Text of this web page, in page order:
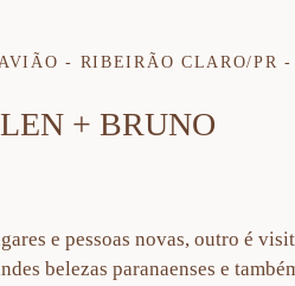
- RIBEIRÃO CLARO/PR
+ BRUNO
e pessoas novas, outro é
belezas paranaenses e